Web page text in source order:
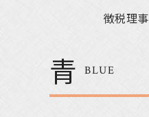
徴税理事
青 BLUE